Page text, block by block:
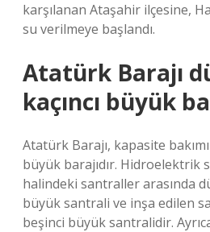
karşılanan Ataşahir ilçesine,
su verilmeye başlandı.
Atatürk Barajı
kaçıncı büyük
Atatürk Barajı, kapasite
büyük barajıdır. Hidroelektrik
halindeki santraller arasında
büyük santrali ve inşa edilen
beşinci büyük santralidir.